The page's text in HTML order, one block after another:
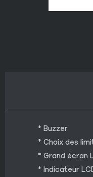
* Buzzer
* Choix des
* Grand écran
* Indicateur